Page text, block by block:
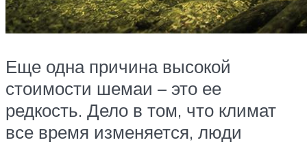
Еще одна причина высокой
стоимости шемаи – это ее
редкость. Дело в том, что климат
все время изменяется, люди